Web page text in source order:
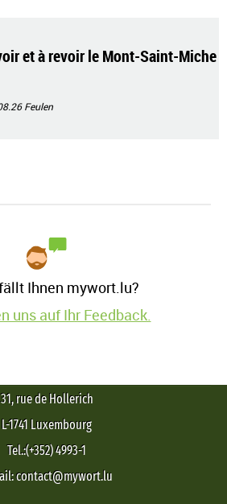
et à revoir le Mont-Saint-Miche
Feulen
Ihnen mywort.lu?
uns auf Ihr Feedback.
31, rue de Hollerich
L-1741 Luxembourg
Tel.:(+352) 4993-1
contact@mywort.lu